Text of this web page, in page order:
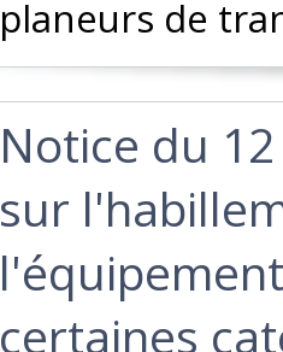
planeurs de
‎Notice du
sur
certaines